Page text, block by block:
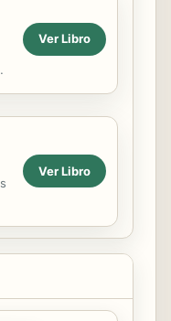
Ver Libro
Ver Libro